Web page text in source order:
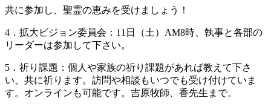
共に参加し、聖霊の恵みを受けましょう！
4．拡大ビジョン委員会：11日（土）AM8時、執事と各部の
リーダーは参加して下さい。
5．祈り課題：個人や家族の祈り課題があれば教えて下さ
い、共に祈ります。訪問や相談もいつでも受け付けていま
す。オンラインも可能です。吉原牧師、香先生まで。